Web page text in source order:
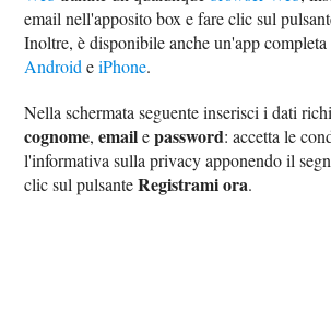
email nell'apposito box e fare clic sul
Inoltre, è disponibile anche un'app
Android eiPhone.
Nella schermata seguente inserisci i dati
cognome,emailepassword: accetta le
l'informativa sulla privacy apponendo il
clic sul pulsanteRegistrami ora.